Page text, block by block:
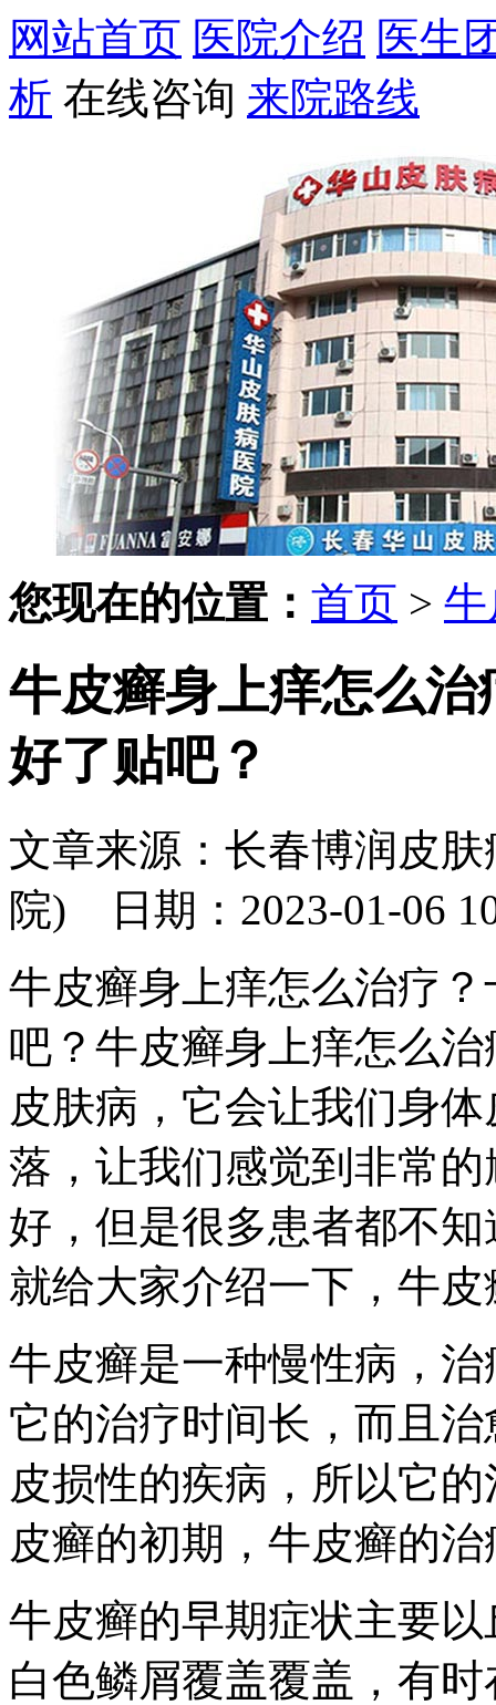
网站首页 医院介绍 医生
析 在线咨询 来院路线
您现在的位置： 首页 >
牛皮癣身上痒怎么
好了贴吧？
文章来源：长春博润皮
院) 日期：2023-01-06
牛皮癣身上痒怎么治疗
吧？牛皮癣身上痒怎么
皮肤病，它会让我们身
落，让我们感觉到非常
好，但是很多患者都不
就给大家介绍一下，牛
牛皮癣是一种慢性病，
它的治疗时间长，而且
皮损性的疾病，所以它
皮癣的初期，牛皮癣的
牛皮癣的早期症状主要
白色鳞屑覆盖覆盖，有